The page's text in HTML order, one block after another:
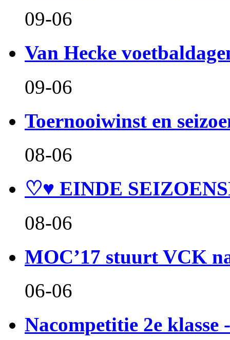
09-06
Van Hecke
09-06
Toernooiwinst en
08-06
♡♥ EINDE
08-06
MOC’17 stuurt VCK
06-06
Nacompetitie 2e klasse